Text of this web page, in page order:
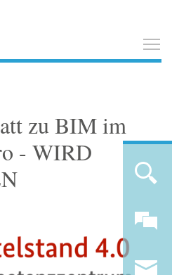
zu BIM im
- WIRD